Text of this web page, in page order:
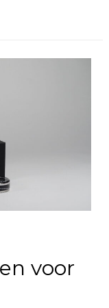
voor